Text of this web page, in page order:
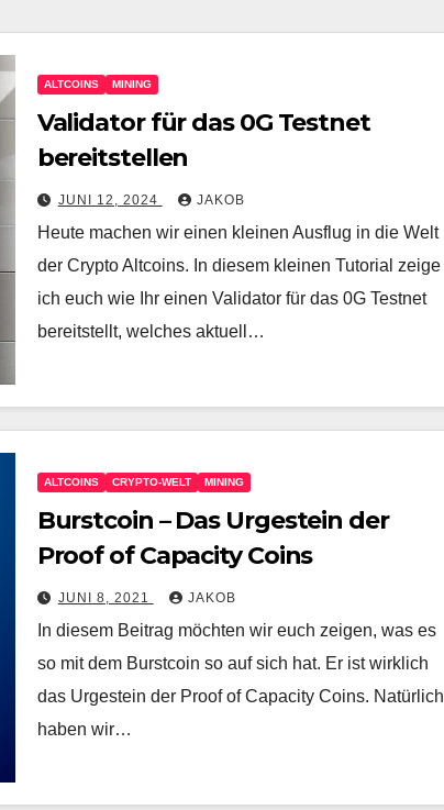
ALTCOINS MINING
Validator für das 0G Testnet
bereitstellen
JUNI 12, 2024 JAKOB
Heute machen wir einen kleinen Ausflug in die Welt
der Crypto Altcoins. In diesem kleinen Tutorial zeige
ich euch wie Ihr einen Validator für das 0G Testnet
bereitstellt, welches aktuell…
ALTCOINS CRYPTO-WELT MINING
Burstcoin – Das Urgestein der
Proof of Capacity Coins
JUNI 8, 2021 JAKOB
In diesem Beitrag möchten wir euch zeigen, was es
so mit dem Burstcoin so auf sich hat. Er ist wirklich
das Urgestein der Proof of Capacity Coins. Natürlich
haben wir…